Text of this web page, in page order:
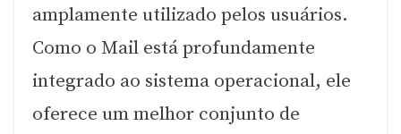
amplamente utilizado pelos usuários.
Como o Mail está profundamente
integrado ao sistema operacional, ele
oferece um melhor conjunto de